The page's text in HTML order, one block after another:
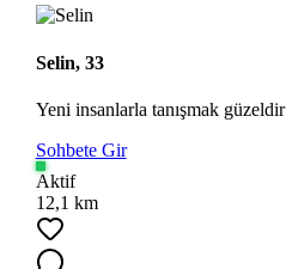
Selin, 33
Yeni insanlarla tanışmak güzeldir
Sohbete Gir
Aktif
12,1 km